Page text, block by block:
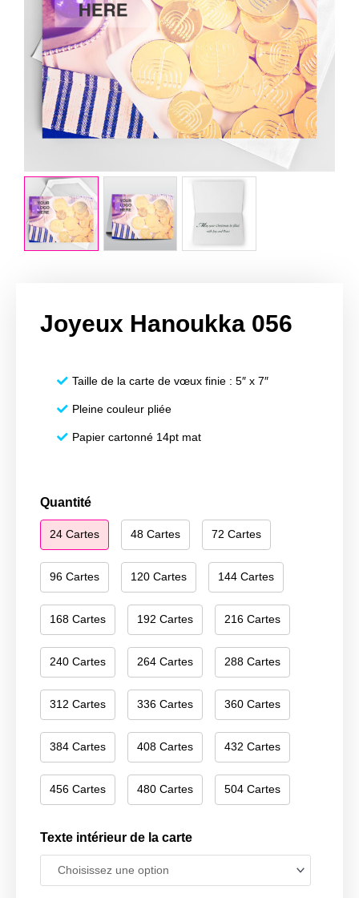
Joyeux Hanoukka 056
Taille de la carte de vœux finie : 5″ x 7″
Pleine couleur pliée
Papier cartonné 14pt mat
Quantité
24 Cartes 48 Cartes 72 Cartes
96 Cartes 120 Cartes 144 Cartes
168 Cartes 192 Cartes 216 Cartes
240 Cartes 264 Cartes 288 Cartes
312 Cartes 336 Cartes 360 Cartes
384 Cartes 408 Cartes 432 Cartes
456 Cartes 480 Cartes 504 Cartes
Texte intérieur de la carte
quantité
de
Happy
056